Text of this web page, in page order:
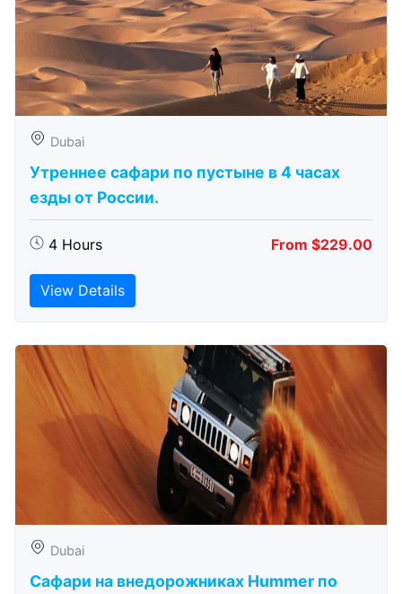
Dubai
Утреннее сафари по пустыне в 4 часах
езды от России.
4 Hours From $229.00
View Details
Dubai
Сафари на внедорожниках Hummer по